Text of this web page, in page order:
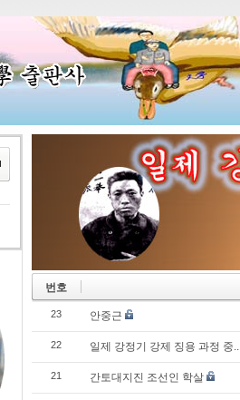
번호
23 안중근
22 일제 강정기 강제 징용 과정 중
21 간토대지진 조선인 학살